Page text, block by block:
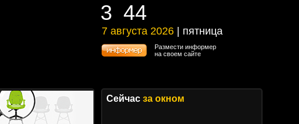
3 44
3 44
7 августа 2026 | пятница
7 августа 2026 | пятница
Размести информер
на своем сайте
Сейчас за окном